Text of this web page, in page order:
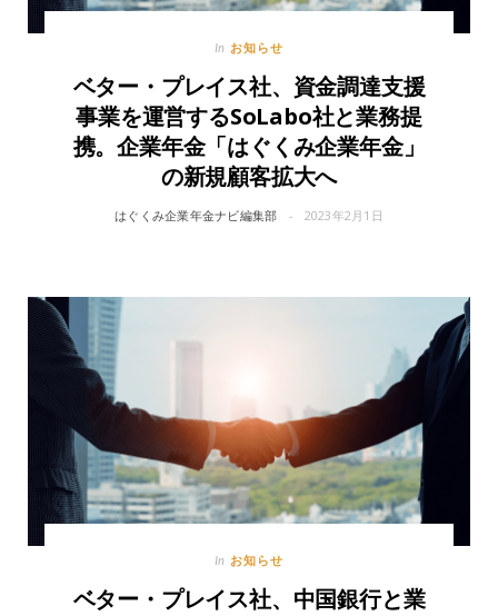
In お知らせ
ベター・プレイス社、資金調達支援
事業を運営するSoLabo社と業務提
携。企業年金「はぐくみ企業年金」
の新規顧客拡大へ
はぐくみ企業年金ナビ編集部 2023年2月1日
In お知らせ
ベター・プレイス社、中国銀行と業